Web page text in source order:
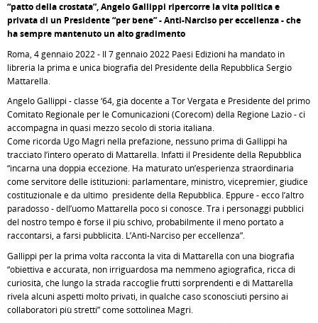
“patto della crostata”, Angelo Gallippi ripercorre la vita politica e
privata di un Presidente “per bene” - Anti-Narciso per eccellenza - che
ha sempre mantenuto un alto gradimento
Roma, 4 gennaio 2022 - Il 7 gennaio 2022 Paesi Edizioni ha mandato in
libreria la prima e unica biografia del Presidente della Repubblica Sergio
Mattarella.
Angelo Gallippi - classe ‘64, già docente a Tor Vergata e Presidente del primo
Comitato Regionale per le Comunicazioni (Corecom) della Regione Lazio - ci
accompagna in quasi mezzo secolo di storia italiana.
Come ricorda Ugo Magri nella prefazione, nessuno prima di Gallippi ha
tracciato l’intero operato di Mattarella. Infatti il Presidente della Repubblica
“incarna una doppia eccezione. Ha maturato un’esperienza straordinaria
come servitore delle istituzioni: parlamentare, ministro, vicepremier, giudice
costituzionale e da ultimo presidente della Repubblica. Eppure - ecco l’altro
paradosso - dell’uomo Mattarella poco si conosce. Tra i personaggi pubblici
del nostro tempo è forse il più schivo, probabilmente il meno portato a
raccontarsi, a farsi pubblicità. L’Anti-Narciso per eccellenza”.
Gallippi per la prima volta racconta la vita di Mattarella con una biografia
“obiettiva e accurata, non irriguardosa ma nemmeno agiografica, ricca di
curiosità, che lungo la strada raccoglie frutti sorprendenti e di Mattarella
rivela alcuni aspetti molto privati, in qualche caso sconosciuti persino ai
collaboratori più stretti” come sottolinea Magri.